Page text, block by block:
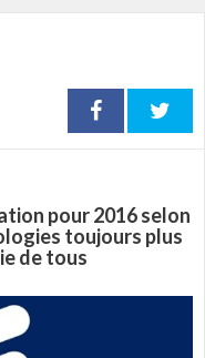
pour 2016 selon
toujours plus
de tous